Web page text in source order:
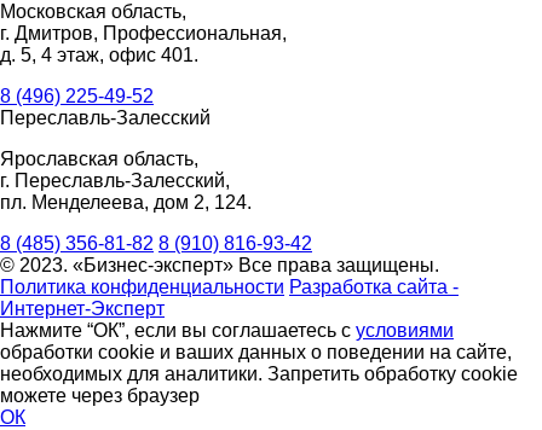
Московская область,
г. Дмитров, Профессиональная,
д. 5, 4 этаж, офис 401.
8 (496) 225-49-52
Переславль-Залесский
Ярославская область,
г. Переславль-Залесский,
пл. Менделеева, дом 2, 124.
8 (485) 356-81-82 8 (910) 816-93-42
© 2023. «Бизнес-эксперт» Все права защищены.
Политика конфиденциальности Разработка сайта -
Интернет-Эксперт
Нажмите “ОК”, если вы соглашаетесь с условиями
обработки cookie и ваших данных о поведении на сайте,
необходимых для аналитики. Запретить обработку cookie
можете через браузер
ОК